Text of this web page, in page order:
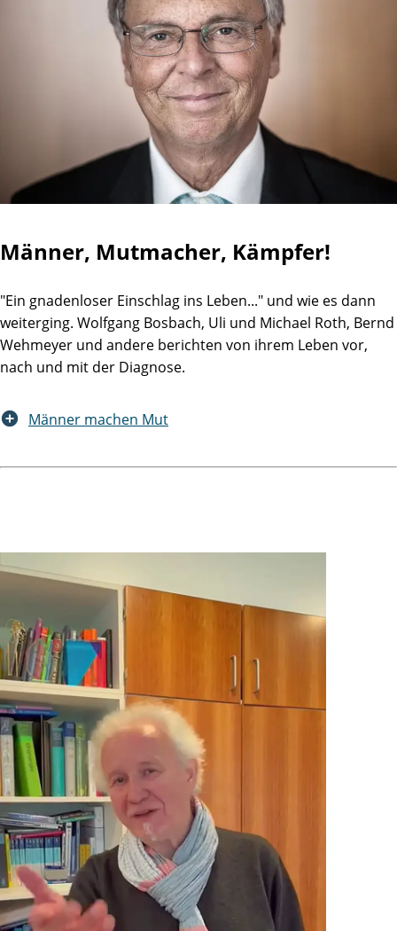
Männer, Mutmacher, Kämpfer!
"Ein gnadenloser Einschlag ins Leben..." und wie es dann
weiterging. Wolfgang Bosbach, Uli und Michael Roth, Bernd
Wehmeyer und andere berichten von ihrem Leben vor,
nach und mit der Diagnose.
Männer machen Mut